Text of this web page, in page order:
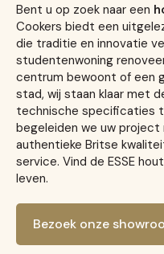
Bent u op zoek naar een
Cookers biedt een
die traditie en innovatie
studentenwoning
centrum bewoont of een
stad, wij staan klaar met
technische specificaties
begeleiden we uw
authentieke Britse
service. Vind de ESSE
leven.
Bezoek onze